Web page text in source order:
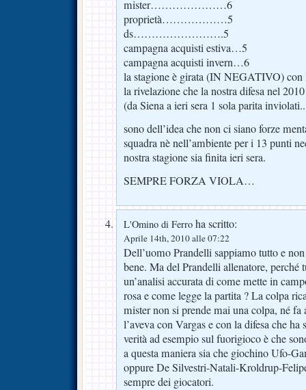
mister…………………6
proprietà………………5
ds…………………….5
campagna acquisti estiva…5
campagna acquisti invern…6
la stagione è girata (IN NEGATIVO)
la rivelazione che la nostra difesa nel
(da Siena a ieri sera 1 sola parita
sono dell’idea che non ci siano forze
squadra nè nell’ambiente per i 13 punti
nostra stagione sia finita ieri sera.
SEMPRE FORZA VIOLA…
L'Omino di Ferro ha scritto:
Aprile 14th, 2010 alle 07:22
Dell’uomo Prandelli sappiamo tutto e
bene. Ma del Prandelli allenatore,
un’analisi accurata di come mette in
rosa e come legge la partita ? La colpa
mister non si prende mai una colpa, né fa
l’aveva con Vargas e con la difesa che
verità ad esempio sul fuorigioco è che
a questa maniera sia che giochino Ufo-
oppure De Silvestri-Natali-Kroldrup-
sempre dei giocatori.